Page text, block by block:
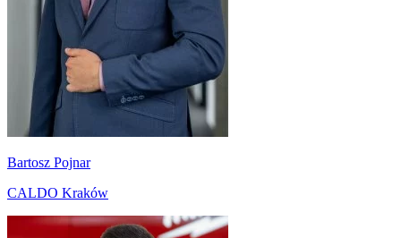
Bartosz Pojnar
CALDO Kraków